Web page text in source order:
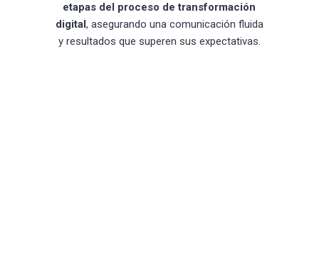
etapas del proceso de transformación
digital, asegurando una comunicación fluida
y resultados que superen sus expectativas.